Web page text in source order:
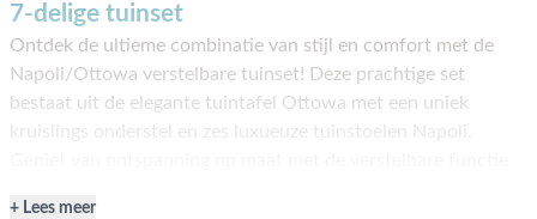
7-delige tuinset
Ontdek de ultieme combinatie van stijl en comfort met de
Napoli/Ottowa verstelbare tuinset! Deze prachtige set
bestaat uit de elegante tuintafel Ottowa met een uniek
kruislings onderstel en zes luxueuze tuinstoelen Napoli.
Lees meer